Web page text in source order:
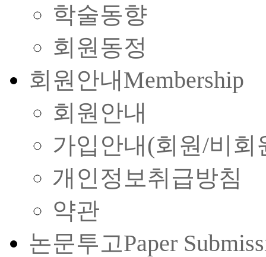
학술동향
회원동정
회원안내Membership
회원안내
가입안내(회원/비회
개인정보취급방침
약관
논문투고Paper